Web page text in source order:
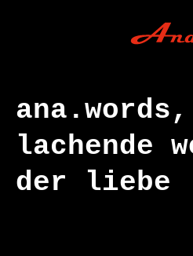
ana.words,
lachende
der liebe